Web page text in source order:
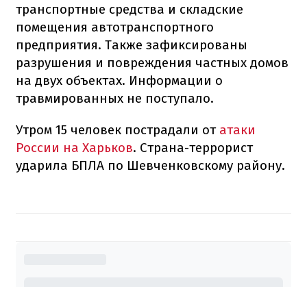
транспортные средства и складские
помещения автотранспортного
предприятия. Также зафиксированы
разрушения и повреждения частных домов
на двух объектах. Информации о
травмированных не поступало.
Утром 15 человек пострадали от атаки
России на Харьков. Страна-террорист
ударила БПЛА по Шевченковскому району.